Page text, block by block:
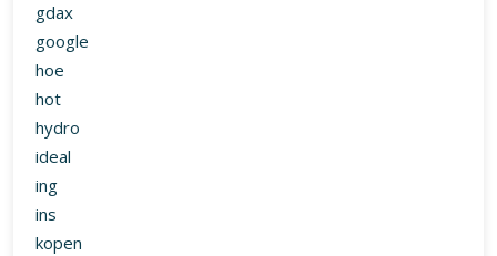
gdax
google
hoe
hot
hydro
ideal
ing
ins
kopen